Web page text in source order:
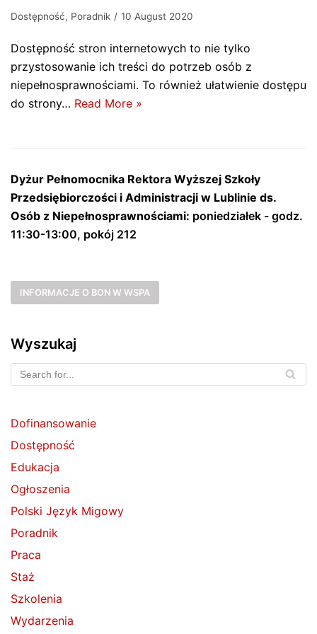
Dostępność, Poradnik 10 August 2020
Dostępność stron internetowych to nie tylko
przystosowanie ich treści do potrzeb osób z
niepełnosprawnościami. To również ułatwienie dostępu
do strony… Read More »
Dyżur Pełnomocnika Rektora Wyższej Szkoły
Przedsiębiorczości i Administracji w Lublinie ds.
Osób z Niepełnosprawnościami: poniedziałek - godz.
11:30-13:00, pokój 212
INFORMACJE O BON W WSPA
Wyszukaj
Dofinansowanie
Dostępność
Edukacja
Ogłoszenia
Polski Język Migowy
Poradnik
Praca
Staż
Szkolenia
Wydarzenia